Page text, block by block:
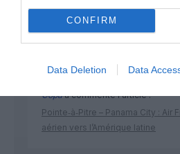
CONFIRM
Data Deletion Data
Djma commenté l'article :
Après Emirates, Lufthansa remet
de Boeing 777-9 déjà construits
Copaa commenté l'article :
Pointe‑à‑Pitre – Panama City : Air
aérien vers l’Amérique latine